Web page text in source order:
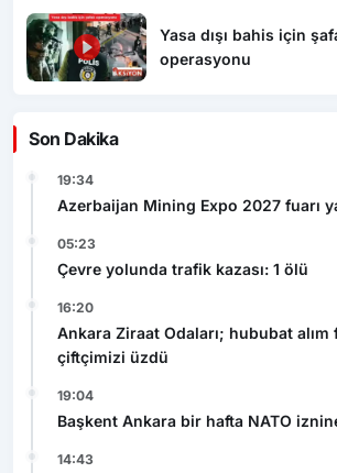
Yasa dışı bahis için
operasyonu
Son Dakika
19:34
Azerbaijan Mining Expo 2027 fuarı
05:23
Çevre yolunda trafik kazası: 1 ölü
16:20
Ankara Ziraat Odaları; hububat alım
çiftçimizi üzdü
19:04
Başkent Ankara bir hafta NATO
14:43